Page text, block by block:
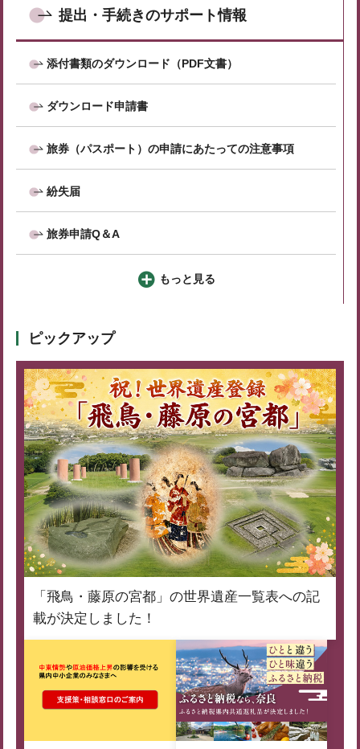
提出・手続きのサポート情報
添付書類のダウンロード（PDF文書）
ダウンロード申請書
旅券（パスポート）の申請にあたっての注意事項
紛失届
旅券申請Q＆A
もっと見る
ピックアップ
「飛鳥・藤原の宮都」の世界遺産一覧表への記
載が決定しました！